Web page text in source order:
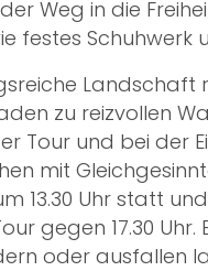
Weg in die
festes Schuhwerk
Landschaft
zu reizvollen
Tour und bei der
mit
13.30 Uhr statt
gegen 17.30
oder ausfallen